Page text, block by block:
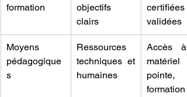
formation
objectifs
clairs
validées
Moyens
pédagogique
s
Ressources
techniques et
humaines
Accès à
matériel
pointe,
formation